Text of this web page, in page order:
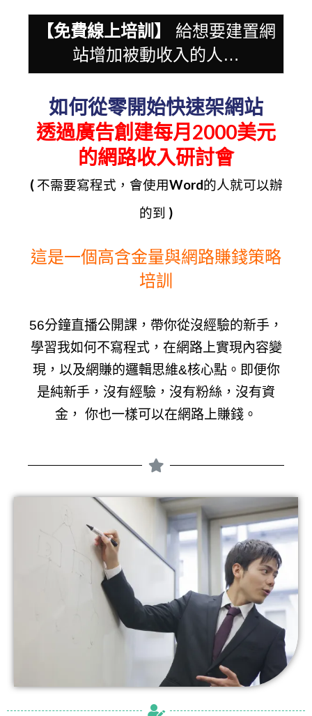
【免費線上培訓】 給想要建置網
站增加被動收入的人…
如何從零開始快速架網站
透過廣告創建每月2000美元
的網路收入研討會
( 不需要寫程式，會使用Word的人就可以辦
的到 )
這是一個高含金量與網路賺錢策略
培訓
56分鐘直播公開課，帶你從沒經驗的新手，
學習我如何不寫程式，在網路上實現內容變
現，以及網賺的邏輯思維&核心點。 即便你
是純新手，沒有經驗，沒有粉絲，沒有資
金， 你也一樣可以在網路上賺錢。